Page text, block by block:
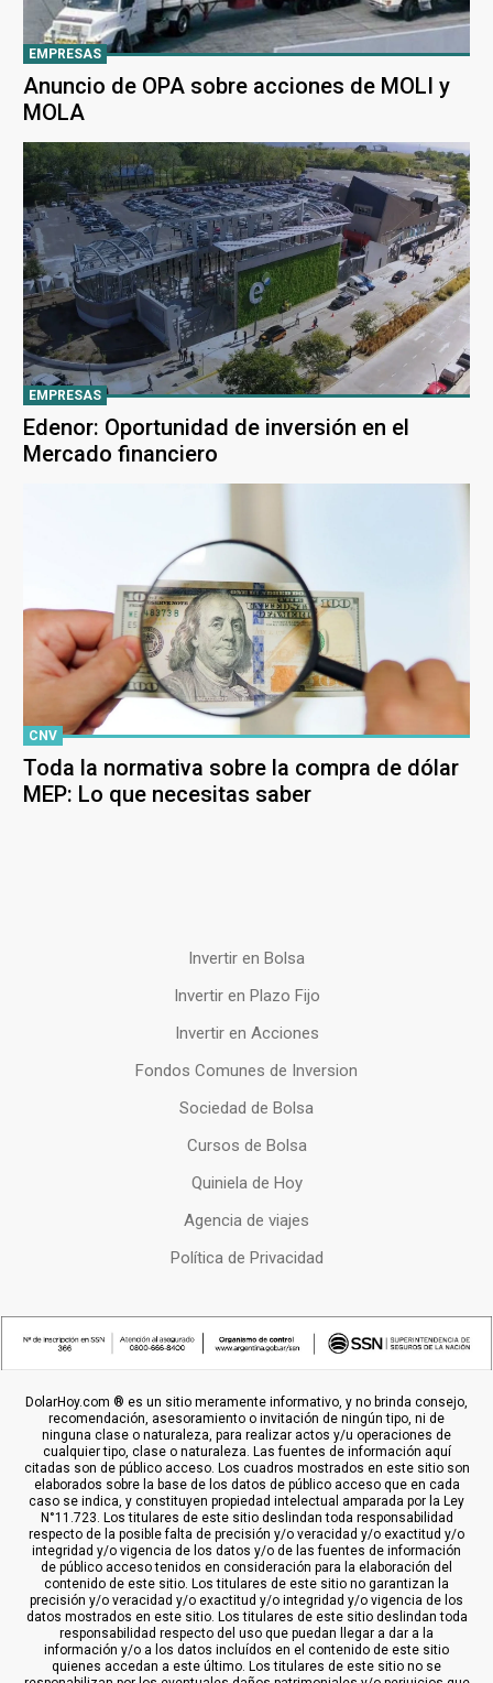
EMPRESAS
Anuncio de OPA sobre acciones de MOLI y
MOLA
EMPRESAS
Edenor: Oportunidad de inversión en el
Mercado financiero
CNV
Toda la normativa sobre la compra de dólar
MEP: Lo que necesitas saber
Invertir en Bolsa
Invertir en Plazo Fijo
Invertir en Acciones
Fondos Comunes de Inversion
Sociedad de Bolsa
Cursos de Bolsa
Quiniela de Hoy
Agencia de viajes
Política de Privacidad
DolarHoy.com ® es un sitio meramente informativo, y no brinda consejo,
recomendación, asesoramiento o invitación de ningún tipo, ni de
ninguna clase o naturaleza, para realizar actos y/u operaciones de
cualquier tipo, clase o naturaleza. Las fuentes de información aquí
citadas son de público acceso. Los cuadros mostrados en este sitio son
elaborados sobre la base de los datos de público acceso que en cada
caso se indica, y constituyen propiedad intelectual amparada por la Ley
N°11.723. Los titulares de este sitio deslindan toda responsabilidad
respecto de la posible falta de precisión y/o veracidad y/o exactitud y/o
integridad y/o vigencia de los datos y/o de las fuentes de información
de público acceso tenidos en consideración para la elaboración del
contenido de este sitio. Los titulares de este sitio no garantizan la
precisión y/o veracidad y/o exactitud y/o integridad y/o vigencia de los
datos mostrados en este sitio. Los titulares de este sitio deslindan toda
responsabilidad respecto del uso que puedan llegar a dar a la
información y/o a los datos incluídos en el contenido de este sitio
quienes accedan a este último. Los titulares de este sitio no se